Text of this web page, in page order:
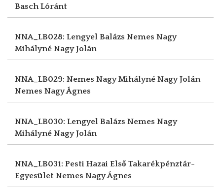
Basch Lóránt
NNA_LB028: Lengyel Balázs Nemes Nagy
Mihályné Nagy Jolán
NNA_LB029: Nemes Nagy Mihályné Nagy Jolán
Nemes Nagy Ágnes
NNA_LB030: Lengyel Balázs Nemes Nagy
Mihályné Nagy Jolán
NNA_LB031: Pesti Hazai Első Takarékpénztár-
Egyesület Nemes Nagy Ágnes